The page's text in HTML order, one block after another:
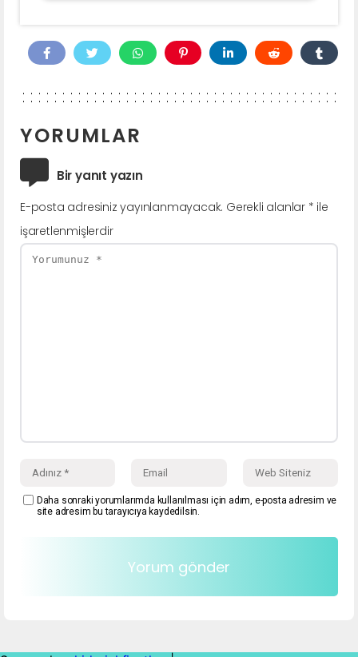
YORUMLAR
Bir yanıt yazın
E-posta adresiniz yayınlanmayacak. Gerekli alanlar * ile
işaretlenmişlerdir
Daha sonraki yorumlarımda kullanılması için adım, e-posta adresim ve
site adresim bu tarayıcıya kaydedilsin.